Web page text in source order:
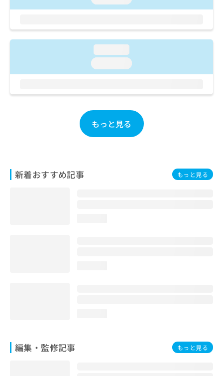
もっと見る
新着おすすめ記事 もっと見る
編集・監修記事 もっと見る
こ
ら